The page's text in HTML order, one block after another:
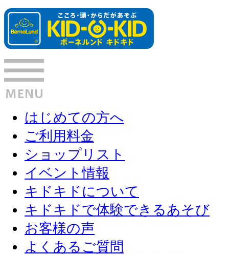
はじめての方へ
ご利用料金
ショップリスト
イベント情報
キドキドについて
キドキドで体験できるあそび
お客様の声
よくあるご質問